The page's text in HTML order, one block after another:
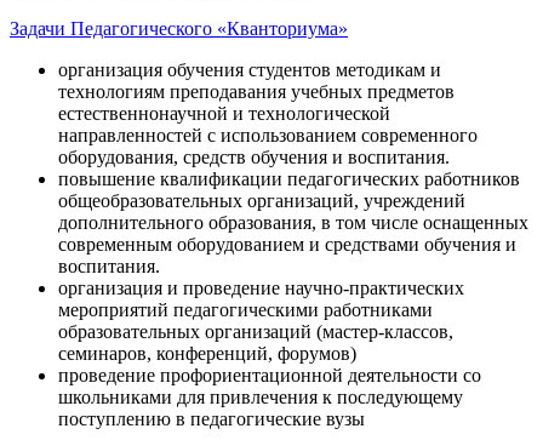
Задачи Педагогического «Кванториума»
организация обучения студентов методикам и
технологиям преподавания учебных предметов
естественнонаучной и технологической
направленностей с использованием современного
оборудования, средств обучения и воспитания.
повышение квалификации педагогических работников
общеобразовательных организаций, учреждений
дополнительного образования, в том числе оснащенных
современным оборудованием и средствами обучения и
воспитания.
организация и проведение научно-практических
мероприятий педагогическими работниками
образовательных организаций (мастер-классов,
семинаров, конференций, форумов)
проведение профориентационной деятельности со
школьниками для привлечения к последующему
поступлению в педагогические вузы